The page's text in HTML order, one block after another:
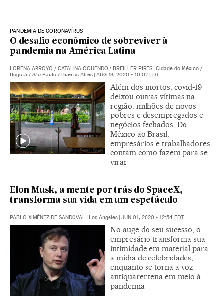
PANDEMIA DE CORONAVÍRUS
O desafio econômico de sobreviver à
pandemia na América Latina
LORENA ARROYO / CATALINA OQUENDO / BREILLER PIRES | Cidade do México /
Bogotá / São Paulo / Buenos Aires | AUG 18, 2020 - 10:02 EDT
Além dos mortos, covid-19
deixou outras vítimas na
região: milhões de novos
pobres e desempregados e
negócios fechados. Do
México ao Brasil,
empresários e trabalhadores
contam como fazem para se
virar
Elon Musk, a mente por trás do SpaceX,
transforma sua vida em um espetáculo
PABLO XIMÉNEZ DE SANDOVAL | Los Angeles | JUN 01, 2020 - 12:54 EDT
No auge do seu sucesso, o
empresário transforma sua
intimidade em material para
a mídia de celebridades,
enquanto se torna a voz
antiquarentena em meio à
pandemia